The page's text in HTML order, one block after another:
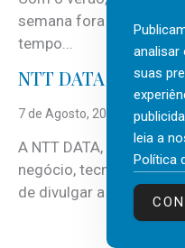
semana fora e os dias
tempo...
NTT DATA
7 de Agosto, 2026
A NTT DATA, consultora
negócio, tecnologia e
de divulgar a mais
analisar
suas
leia a
Política